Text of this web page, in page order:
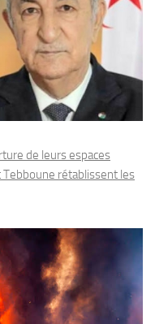
de leurs espaces
Tebboune rétablissent les